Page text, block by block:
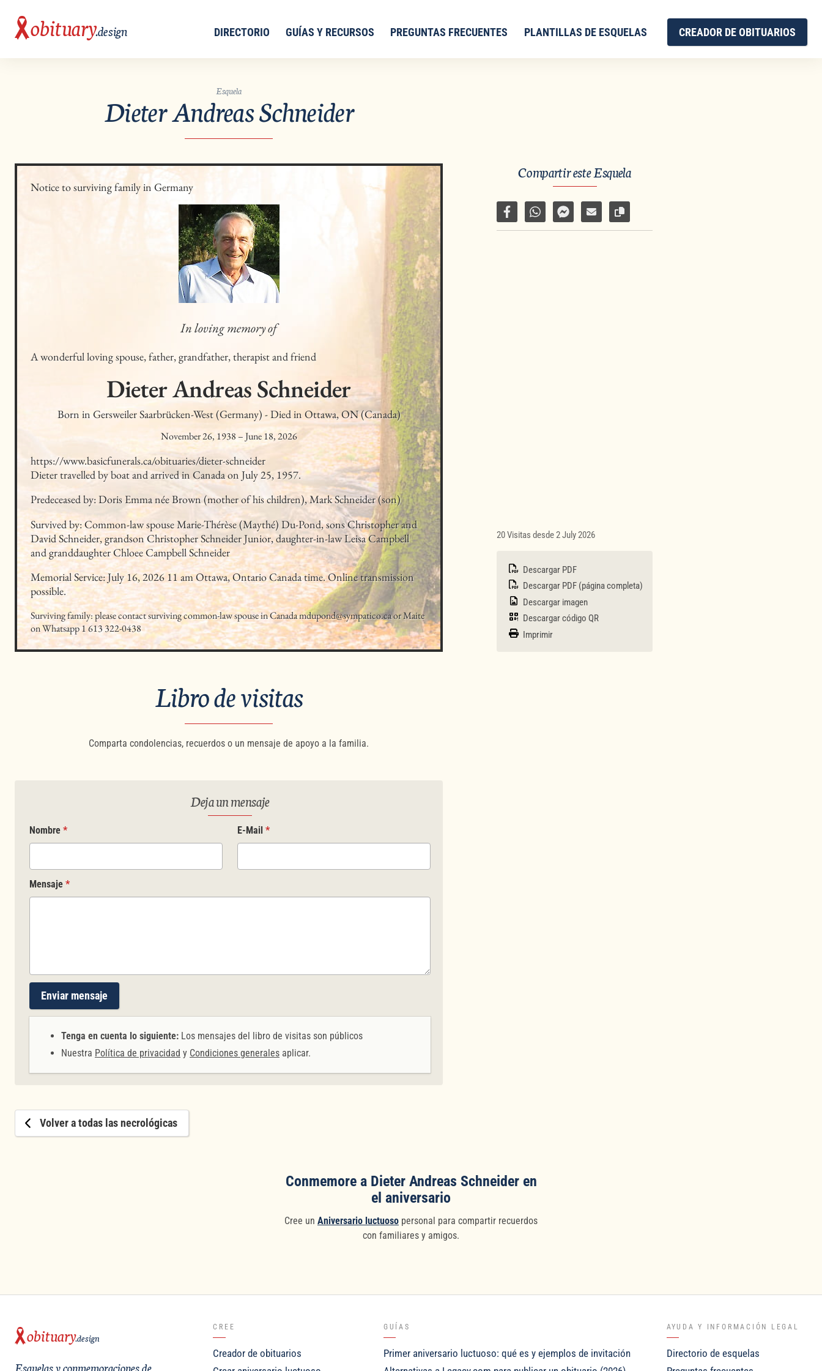
obituary.design DIRECTORIO GUÍAS Y RECURSOS PREGUNTAS FRECUENTES PLANTILLAS DE ESQUELAS CREADOR DE OBITUARIOS
Esquela
Dieter Andreas Schneider
Notice to surviving family in Germany
In loving memory of
A wonderful loving spouse, father, grandfather, therapist and friend
Dieter AndreasSchneider
Born in Gersweiler Saarbrücken-West (Germany) - Died in Ottawa, ON (Canada)
November 26, 1938–June 18, 2026
https://www.basicfunerals.ca/obituaries/dieter-schneider
Dieter travelled by boat and arrived in Canada on July 25, 1957.
Predeceased by: Doris Emma née Brown (mother of his children), Mark Schneider (son)
Survived by: Common-law spouse Marie-Thérèse (Maythé) Du-Pond, sons Christopher and
David Schneider, grandson Christopher Schneider Junior, daughter-in-law Leisa Campbell
and granddaughter Chloee Campbell Schneider
Memorial Service: July 16, 2026 11 am Ottawa, Ontario Canada time. Online transmission
possible.
Surviving family: please contact surviving common-law spouse in Canada mdupond@sympatico.ca or Maite
on Whatsapp 1 613 322-0438
Compartir este Esquela
Compartir en Facebook
Compartir por WhatsApp
Compartir por Facebook Messenger
Enviar por correo electrónico
Copiar enlace de la página
20 Visitas desde 2 July 2026
Descargar PDF
Descargar PDF (página completa)
Descargar imagen
Descargar código QR
Imprimir
Libro de visitas
Comparta condolencias, recuerdos o un mensaje de apoyo a la familia.
Deja un mensaje
Nombre * E-Mail *
Mensaje *
Enviar mensaje
Tenga en cuenta lo siguiente: Los mensajes del libro de visitas son públicos
Nuestra Política de privacidad y Condiciones generales aplicar.
Volver a todas las necrológicas
Conmemore a Dieter Andreas Schneider en
el aniversario
Cree un Aniversario luctuoso personal para compartir recuerdos
con familiares y amigos.
obituary.design
Esquelas y conmemoraciones de
CREE
Creador de obituarios
GUÍAS
Primer aniversario luctuoso: qué es y ejemplos de invitación
AYUDA Y INFORMACIÓN LEGAL
Directorio de esquelas